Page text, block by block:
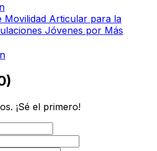
Movilidad Articular para la
Jóvenes por Más
)
¡Sé el primero!